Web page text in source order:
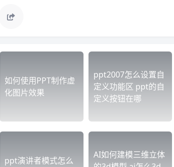
如何使用PPT制作虚
化图片效果
ppt2007怎么设置自
定义功能区 ppt的自
定义按钮在哪
ppt演讲者模式怎么
AI如何建模三维立体